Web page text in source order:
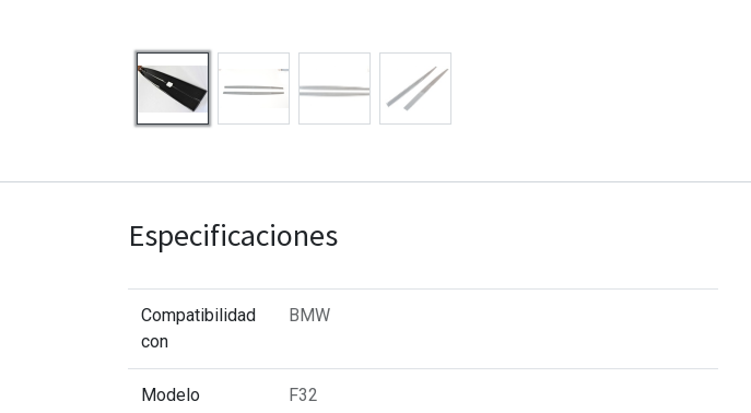
Especificaciones
Compatibilidad
con
BMW
Modelo F32